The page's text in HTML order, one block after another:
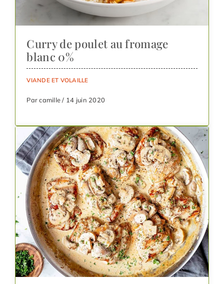
Curry de poulet au fromage
blanc 0%
VIANDE ET VOLAILLE
Par camille / 14 juin 2020